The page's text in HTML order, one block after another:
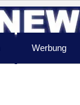
Werbung